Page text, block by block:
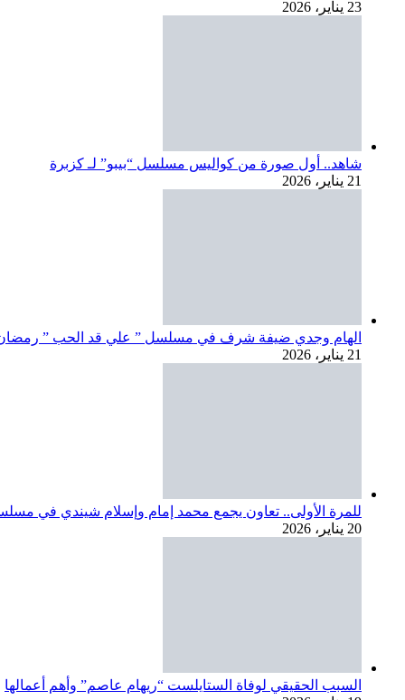
23 يناير، 2026
شاهد.. أول صورة من كواليس مسلسل “بيبو” لـ كزبرة
21 يناير، 2026
الهام وجدي ضيفة شرف في مسلسل ” علي قد الحب ” رمضان
21 يناير، 2026
انستقرام
سناب تشات